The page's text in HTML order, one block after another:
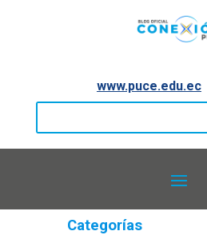
www.puce.edu.ec│
Categorías